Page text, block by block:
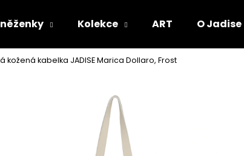
Kolekce ART O Jadise
kožená kabelka JADISE Marica Dollaro, Frost
Co potřebujete najít?